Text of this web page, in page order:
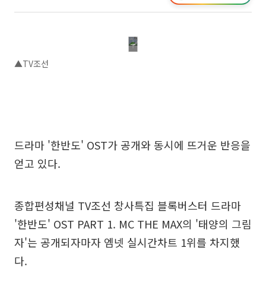
▲TV조선
드라마 '한반도' OST가 공개와 동시에 뜨거운 반응을
얻고 있다.
종합편성채널 TV조선 창사특집 블록버스터 드라마
'한반도' OST PART 1. MC THE MAX의 '태양의 그림
자'는 공개되자마자 엠넷 실시간차트 1위를 차지했
다.